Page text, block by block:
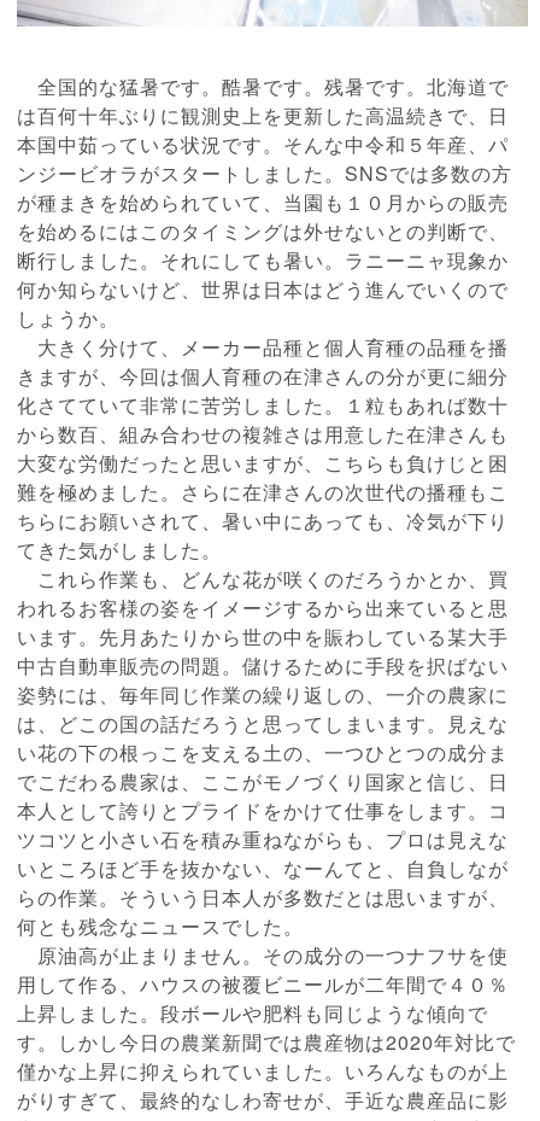
全国的な猛暑です。酷暑です。残暑です。北海道で
は百何十年ぶりに観測史上を更新した高温続きで、日
本国中茹っている状況です。そんな中令和５年産、パ
ンジービオラがスタートしました。SNSでは多数の方
が種まきを始められていて、当園も１０月からの販売
を始めるにはこのタイミングは外せないとの判断で、
断行しました。それにしても暑い。ラニーニャ現象か
何か知らないけど、世界は日本はどう進んでいくので
しょうか。
大きく分けて、メーカー品種と個人育種の品種を播
きますが、今回は個人育種の在津さんの分が更に細分
化さてていて非常に苦労しました。１粒もあれば数十
から数百、組み合わせの複雑さは用意した在津さんも
大変な労働だったと思いますが、こちらも負けじと困
難を極めました。さらに在津さんの次世代の播種もこ
ちらにお願いされて、暑い中にあっても、冷気が下り
てきた気がしました。
これら作業も、どんな花が咲くのだろうかとか、買
われるお客様の姿をイメージするから出来ていると思
います。先月あたりから世の中を賑わしている某大手
中古自動車販売の問題。儲けるために手段を択ばない
姿勢には、毎年同じ作業の繰り返しの、一介の農家に
は、どこの国の話だろうと思ってしまいます。見えな
い花の下の根っこを支える土の、一つひとつの成分ま
でこだわる農家は、ここがモノづくり国家と信じ、日
本人として誇りとプライドをかけて仕事をします。コ
ツコツと小さい石を積み重ねながらも、プロは見えな
いところほど手を抜かない、なーんてと、自負しなが
らの作業。そういう日本人が多数だとは思いますが、
何とも残念なニュースでした。
原油高が止まりません。その成分の一つナフサを使
用して作る、ハウスの被覆ビニールが二年間で４０％
上昇しました。段ボールや肥料も同じような傾向で
す。しかし今日の農業新聞では農産物は2020年対比で
僅かな上昇に抑えられていました。いろんなものが上
がりすぎて、最終的なしわ寄せが、手近な農産品に影